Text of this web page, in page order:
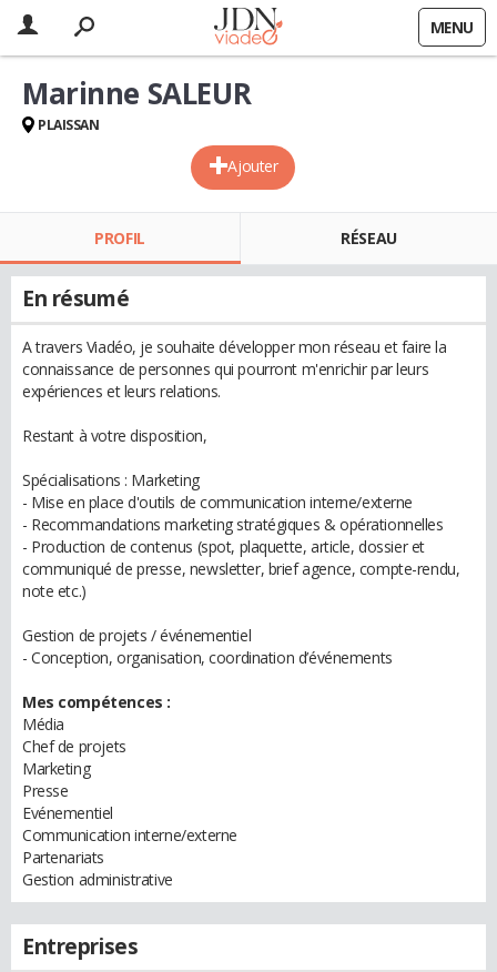
MENU
Ajouter
Marinne SALEUR
PLAISSAN
PROFIL RÉSEAU
En résumé
A travers Viadéo, je souhaite développer mon réseau et faire la
connaissance de personnes qui pourront m'enrichir par leurs
expériences et leurs relations.
Restant à votre disposition,
Spécialisations : Marketing
- Mise en place d'outils de communication interne/externe
- Recommandations marketing stratégiques & opérationnelles
- Production de contenus (spot, plaquette, article, dossier et
communiqué de presse, newsletter, brief agence, compte-rendu,
note etc.)
Gestion de projets / événementiel
- Conception, organisation, coordination d’événements
Mes compétences :
Média
Chef de projets
Marketing
Presse
Evénementiel
Communication interne/externe
Partenariats
Gestion administrative
Entreprises